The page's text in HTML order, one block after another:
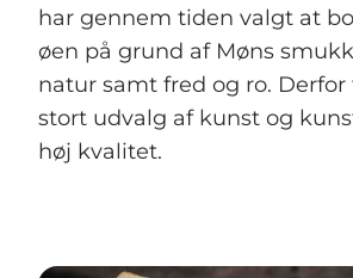
har gennem tiden valgt at
øen på grund af Møns
natur samt fred og ro.
stort udvalg af kunst og
høj kvalitet.